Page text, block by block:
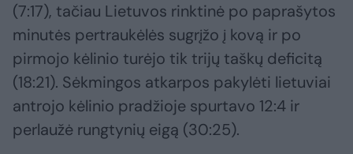
(7:17), tačiau Lietuvos rinktinė po paprašytos
minutės pertraukėlės sugrįžo į kovą ir po
pirmojo kėlinio turėjo tik trijų taškų deficitą
(18:21). Sėkmingos atkarpos pakylėti lietuviai
antrojo kėlinio pradžioje spurtavo 12:4 ir
perlaužė rungtynių eigą (30:25).